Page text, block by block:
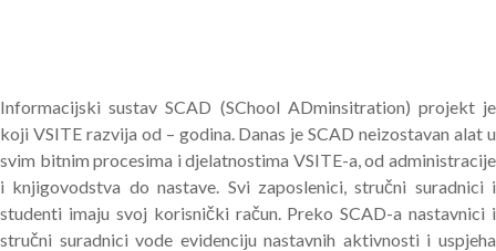
Informacijski sustav SCAD (SChool ADminsitration) projekt je
koji VSITE razvija od – godina. Danas je SCAD neizostavan alat u
svim bitnim procesima i djelatnostima VSITE-a, od administracije
i knjigovodstva do nastave. Svi zaposlenici, stručni suradnici i
studenti imaju svoj korisnički račun. Preko SCAD-a nastavnici i
stručni suradnici vode evidenciju nastavnih aktivnosti i uspjeha